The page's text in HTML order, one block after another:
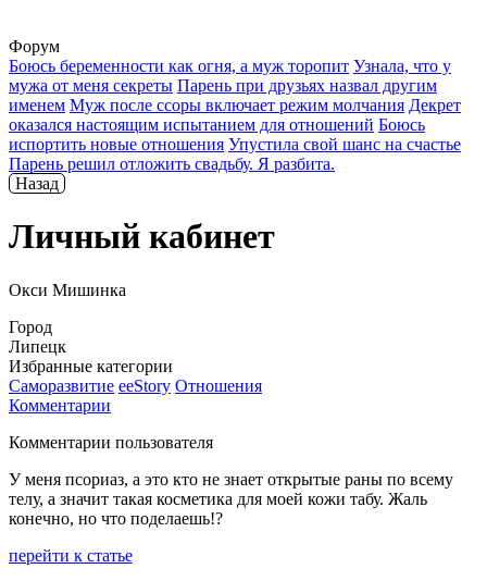
Форум
Боюсь беременности как огня, а муж торопит Узнала, что у
мужа от меня секреты Парень при друзьях назвал другим
именем Муж после ссоры включает режим молчания Декрет
оказался настоящим испытанием для отношений Боюсь
испортить новые отношения Упустила свой шанс на счастье
Парень решил отложить свадьбу. Я разбита.
Назад
Личный кабинет
Окси Мишинка
Город
Липецк
Избранные категории
Саморазвитие ееStory Отношения
Комментарии
Комментарии пользователя
У меня псориаз, а это кто не знает открытые раны по всему
телу, а значит такая косметика для моей кожи табу. Жаль
конечно, но что поделаешь!?
перейти к статье